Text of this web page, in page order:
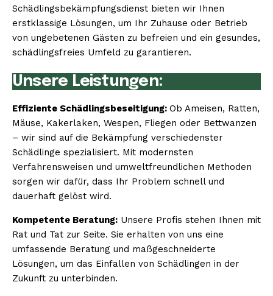
Schädlingsbekämpfungsdienst bieten wir Ihnen
erstklassige Lösungen, um Ihr Zuhause oder Betrieb
von ungebetenen Gästen zu befreien und ein gesundes,
schädlingsfreies Umfeld zu garantieren.
Unsere Leistungen:
Effiziente Schädlingsbeseitigung: Ob Ameisen, Ratten,
Mäuse, Kakerlaken, Wespen, Fliegen oder Bettwanzen
– wir sind auf die Bekämpfung verschiedenster
Schädlinge spezialisiert. Mit modernsten
Verfahrensweisen und umweltfreundlichen Methoden
sorgen wir dafür, dass Ihr Problem schnell und
dauerhaft gelöst wird.
Kompetente Beratung: Unsere Profis stehen Ihnen mit
Rat und Tat zur Seite. Sie erhalten von uns eine
umfassende Beratung und maßgeschneiderte
Lösungen, um das Einfallen von Schädlingen in der
Zukunft zu unterbinden.